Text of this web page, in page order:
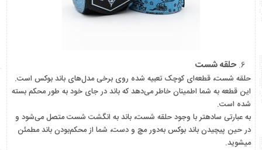
حلقه شست
حلقه شست، قطعه‌ای کوچک تعبیه شده روی برخی مدل‌های باند بوکس است.
این قطعه به شما اطمینان خاطر می‌دهد که باند در جای خود به طور محکم بسته
شده است.
به عبارتی ساده­تر با وجود حلقه شست، باند به انگشت شست متصل می‌شود و
در حین پیچیدن باند بوکس به‌دور مچ و دست، شما از محکم‌بودن باند مطمئن
می­شوید.